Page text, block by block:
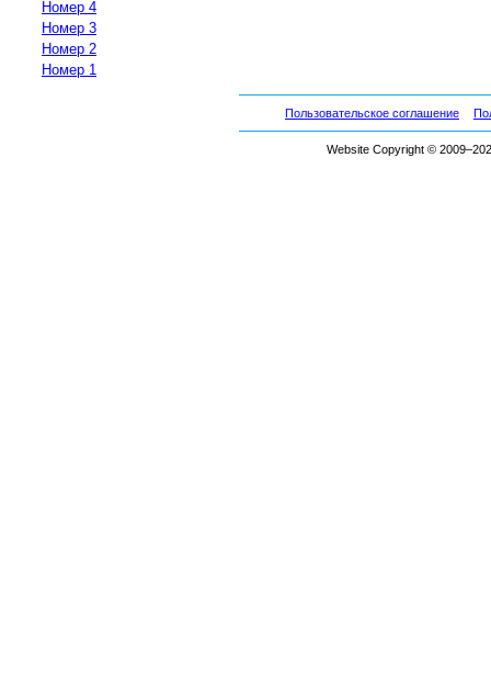
Номер 4
Номер 3
Номер 2
Номер 1
Пользовательское соглашение
Website Copyright ©